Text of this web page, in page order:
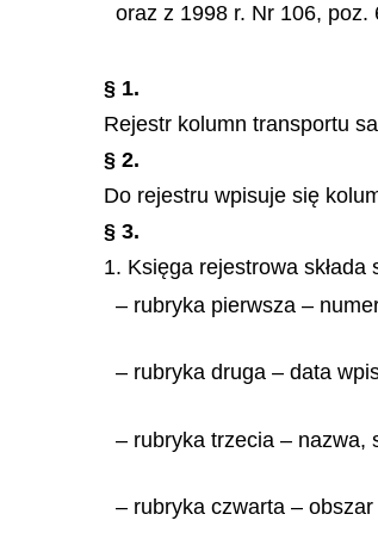
oraz z 1998 r. Nr 106, poz.
§ 1.
Rejestr kolumn transportu
§ 2.
Do rejestru wpisuje się
§ 3.
1. Księga rejestrowa
– rubryka pierwsza –
– rubryka druga – data
– rubryka trzecia – nazwa,
– rubryka czwarta – obszar